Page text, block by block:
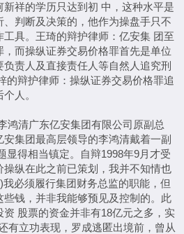
新祥的学历只达到初 中，这种水平是
判断及决策的，他作为操盘手只不
具。王琦的辩护律师：亿安集 团至
而操纵证券交易价格罪首先是单位
责人及直接责任人等自然人追究刑
的辩护律师：操纵证券交易价格罪追
人。
清广东亿安集团有限公司原副总
集团最高层领导的李鸿清戴着一副
显得相当镇定。自辩1998年9月才受
操纵在此之前已策划，我并不知情也
必须履行集团财务总监的职能，但
些钱，并非我能够预见及控制的。此
股票的资金并非有18亿元之多，实
有立功表现，罗成逃匿出境前，曾从